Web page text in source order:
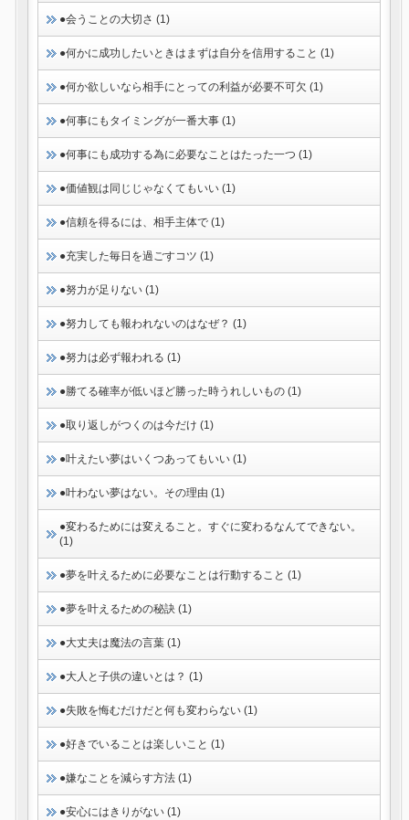
●会うことの大切さ (1)
●何かに成功したいときはまずは自分を信用すること (1)
●何か欲しいなら相手にとっての利益が必要不可欠 (1)
●何事にもタイミングが一番大事 (1)
●何事にも成功する為に必要なことはたった一つ (1)
●価値観は同じじゃなくてもいい (1)
●信頼を得るには、相手主体で (1)
●充実した毎日を過ごすコツ (1)
●努力が足りない (1)
●努力しても報われないのはなぜ？ (1)
●努力は必ず報われる (1)
●勝てる確率が低いほど勝った時うれしいもの (1)
●取り返しがつくのは今だけ (1)
●叶えたい夢はいくつあってもいい (1)
●叶わない夢はない。その理由 (1)
●変わるためには変えること。すぐに変わるなんてできない。
(1)
●夢を叶えるために必要なことは行動すること (1)
●夢を叶えるための秘訣 (1)
●大丈夫は魔法の言葉 (1)
●大人と子供の違いとは？ (1)
●失敗を悔むだけだと何も変わらない (1)
●好きでいることは楽しいこと (1)
●嫌なことを減らす方法 (1)
●安心にはきりがない (1)